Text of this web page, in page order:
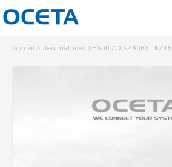
Accueil > Jeu matrices XH600 / DIN48083 : KZ15